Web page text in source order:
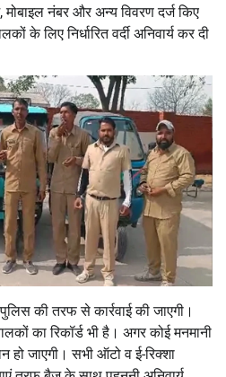
नंबर और अन्य विवरण दर्ज किए
के लिए निर्धारित वर्दी अनिवार्य कर दी
की तरफ से कार्रवाई की जाएगी।
का रिकॉर्ड भी है। अगर कोई मनमानी
जाएगी। सभी ऑटो व ई-रिक्शा